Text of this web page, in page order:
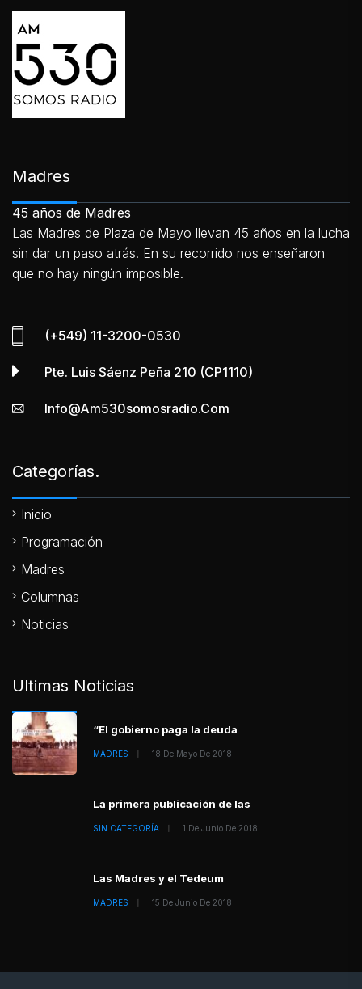
Madres
45 años de Madres
Las Madres de Plaza de Mayo llevan 45 años en la lucha
sin dar un paso atrás. En su recorrido nos enseñaron
que no hay ningún imposible.
(+549) 11-3200-0530
Pte. Luis Sáenz Peña 210 (CP1110)
Info@am530somosradio.com
Categorías.
Inicio
Programación
Madres
Columnas
Noticias
Ultimas Noticias
“El gobierno paga la deuda
MADRES 18 De Mayo De 2018
La primera publicación de las
SIN CATEGORÍA 1 De Junio De 2018
Las Madres y el Tedeum
MADRES 15 De Junio De 2018